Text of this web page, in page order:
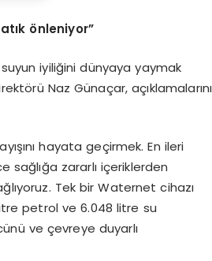
önleniyor”
iyiliğini dünyaya yaymak
Naz Günaçar, açıklamalarını
hayata geçirmek. En ileri
sağlığa zararlı içeriklerden
Tek bir Waternet cihazı
petrol ve 6.048 litre su
ve çevreye duyarlı